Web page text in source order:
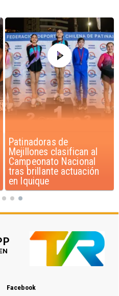
Novedoso programa de
entrenamiento de gatos
beneficia a niños con
discapacidad
Facebook